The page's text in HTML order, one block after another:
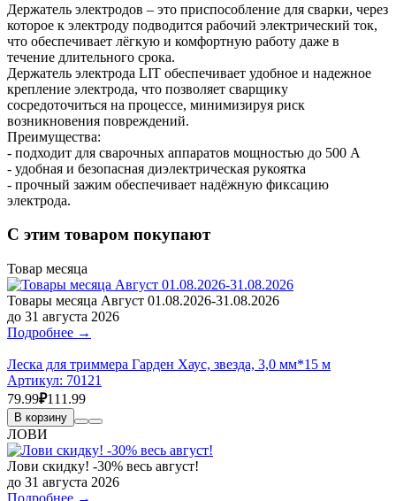
Держатель электродов – это приспособление для сварки, через
которое к электроду подводится рабочий электрический ток,
что обеспечивает лёгкую и комфортную работу даже в
течение длительного срока.
Держатель электрода LIT обеспечивает удобное и надежное
крепление электрода, что позволяет сварщику
сосредоточиться на процессе, минимизируя риск
возникновения повреждений.
Преимущества:
- подходит для сварочных аппаратов мощностью до 500 А
- удобная и безопасная диэлектрическая рукоятка
- прочный зажим обеспечивает надёжную фиксацию
электрода.
С этим товаром покупают
Товар месяца
Товары месяца Август 01.08.2026-31.08.2026
до 31 августа 2026
Подробнее →
Леска для триммера Гарден Хаус, звезда, 3,0 мм*15 м
Артикул: 70121
79.99₽111.99
В корзину
ЛОВИ
Лови скидку! -30% весь август!
до 31 августа 2026
Подробнее →